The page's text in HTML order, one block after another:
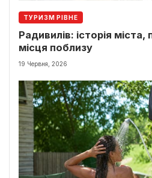
ТУРИЗМ РІВНЕ
Радивилів: історія міста,
місця поблизу
19 Червня, 2026